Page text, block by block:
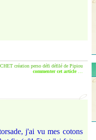
création perso défi défilé de Pipiou
commenter cet article
j'ai vu mes cotons